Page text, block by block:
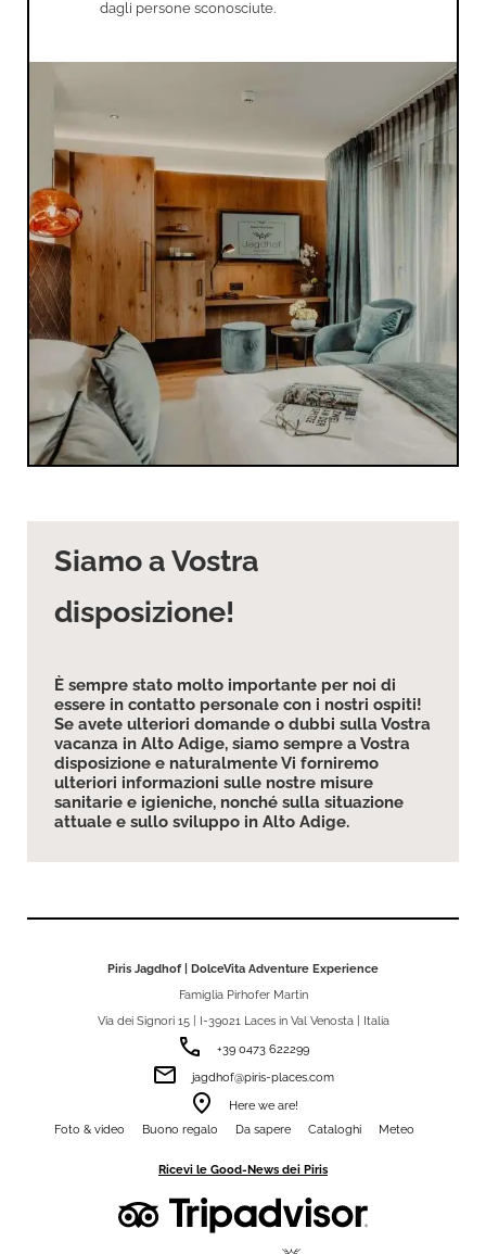
dagli persone sconosciute.
Siamo a Vostra
disposizione!
È sempre stato molto importante per noi di
essere in contatto personale con i nostri ospiti!
Se avete ulteriori domande o dubbi sulla Vostra
vacanza in Alto Adige, siamo sempre a Vostra
disposizione e naturalmente Vi forniremo
ulteriori informazioni sulle nostre misure
sanitarie e igieniche, nonché sulla situazione
attuale e sullo sviluppo in Alto Adige.
Piris Jagdhof | DolceVita Adventure Experience
Famiglia Pirhofer Martin
Via dei Signori 15 | I-39021 Laces in Val Venosta | Italia
phone +39 0473 622299
email jagdhof@piris-places.com
room
Here we are!
Foto & video
Buono regalo Da sapere Cataloghi Meteo
Ricevi le Good-News dei Piris